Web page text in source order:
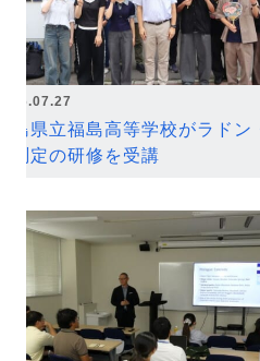
2026.07.27
福島県立福島高等学校がラドン
ン測定の研修を受講